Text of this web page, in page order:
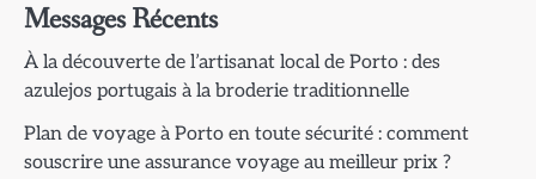
Messages Récents
À la découverte de l’artisanat local de Porto : des
azulejos portugais à la broderie traditionnelle
Plan de voyage à Porto en toute sécurité : comment
souscrire une assurance voyage au meilleur prix ?